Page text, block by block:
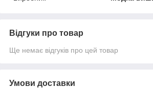
Відгуки про товар
Ще немає відгуків про цей товар
Умови доставки